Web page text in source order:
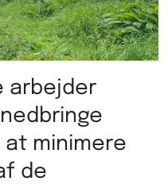
arbejder
minimere
de